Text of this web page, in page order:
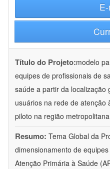
Título do Projeto:modelo
equipes de profissionais de
saúde a partir da localização
usuários na rede de atenção
piloto na região
Resumo: Tema Global da
dimensionamento de
Atenção Primária à Saúde